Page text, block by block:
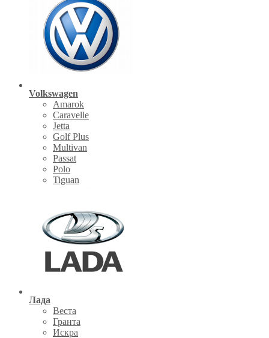
Volkswagen
Amarok
Caravelle
Jetta
Golf Plus
Multivan
Passat
Polo
Tiguan
Лада
Веста
Гранта
Искра